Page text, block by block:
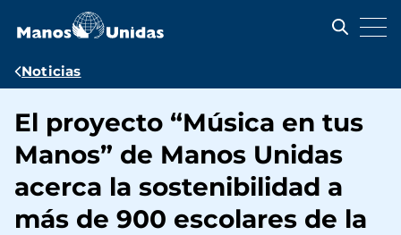
contenido
Ruta
navegación
Noticias
El proyecto “Música en tus
Manos” de Manos Unidas
acerca la sostenibilidad a
más de 900 escolares de la